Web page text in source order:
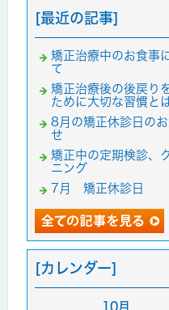
[最近の記事]
矯正治療中のお食事
て
矯正治療後の後戻り
ために大切な習慣と
8月の矯正休診日のお
せ
矯正中の定期検診、
ニング
7月 矯正休診日
[カレンダー]
10月